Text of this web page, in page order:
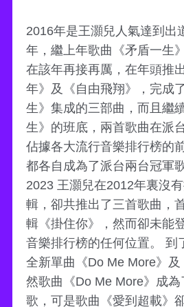
2016年是王灝兒人氣達到出
年，繼上年歌曲《矛盾一生
在該年再接再厲，在年頭推
年》及《自由飛翔》，完成
生》集成的三部曲，而且繼
生》的班底，兩首歌曲在派
佔據各大流行音樂排行榜的
都各自成為了派台兩台冠軍
2023 王灝兒在2012年裏沒
輯，卻共推出了三首歌曲，
輯《掛住你》，然而卻未能
音樂排行榜的任何位置。 到
全新單曲《Do Me More》
然歌曲《Do Me More》成
歌，可是歌曲《愛到超載》